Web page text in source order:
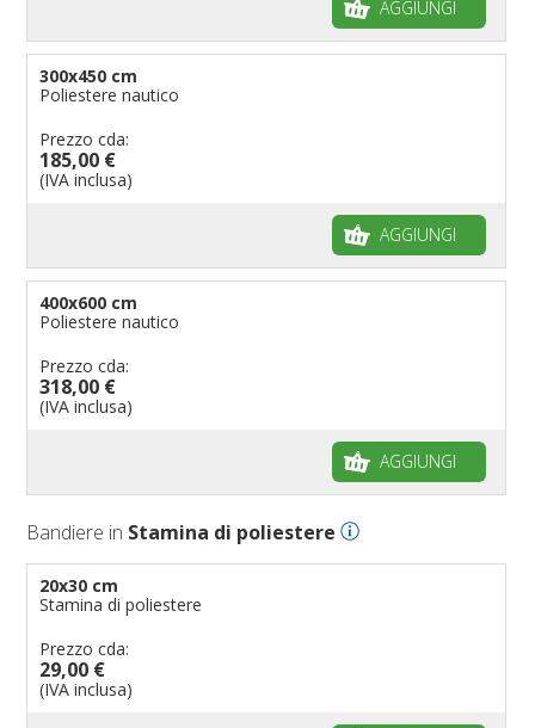
AGGIUNGI
300x450 cm
Poliestere nautico
Prezzo cda:
185,00 €
(IVA inclusa)
AGGIUNGI
400x600 cm
Poliestere nautico
Prezzo cda:
318,00 €
(IVA inclusa)
AGGIUNGI
Bandiere in Stamina di poliestere
20x30 cm
Stamina di poliestere
Prezzo cda:
29,00 €
(IVA inclusa)